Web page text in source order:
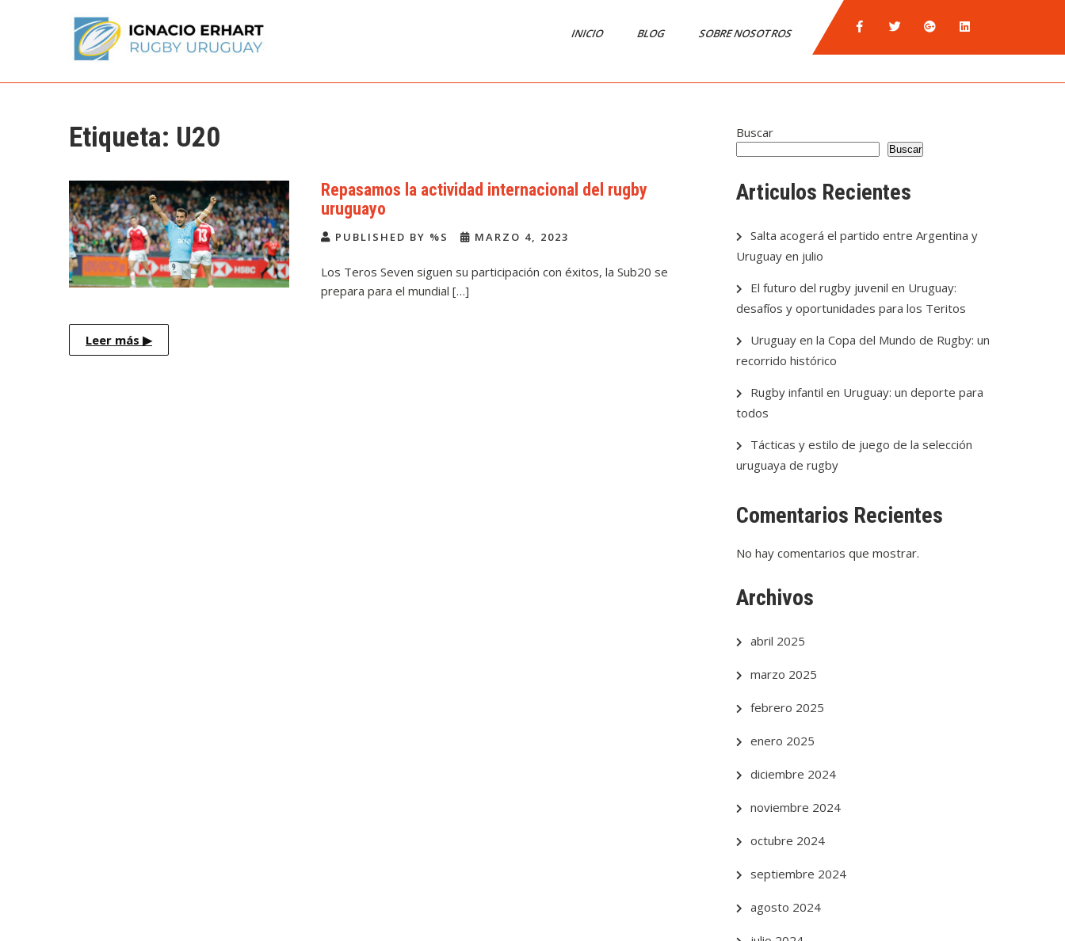
Ignacio Erhart
Rugby Uruguay
INICIO BLOG SOBRE NOSOTROS
Etiqueta: U20
Repasamos la actividad internacional del rugby
uruguayo
PUBLISHED BY %S MARZO 4, 2023
Los Teros Seven siguen su participación con éxitos, la Sub20 se
prepara para el mundial […]
Leer más ▶
Buscar
Buscar
Articulos Recientes
Salta acogerá el partido entre Argentina y
Uruguay en julio
El futuro del rugby juvenil en Uruguay:
desafíos y oportunidades para los Teritos
Uruguay en la Copa del Mundo de Rugby: un
recorrido histórico
Rugby infantil en Uruguay: un deporte para
todos
Tácticas y estilo de juego de la selección
uruguaya de rugby
Comentarios Recientes
No hay comentarios que mostrar.
Archivos
abril 2025
marzo 2025
febrero 2025
enero 2025
diciembre 2024
noviembre 2024
octubre 2024
septiembre 2024
agosto 2024